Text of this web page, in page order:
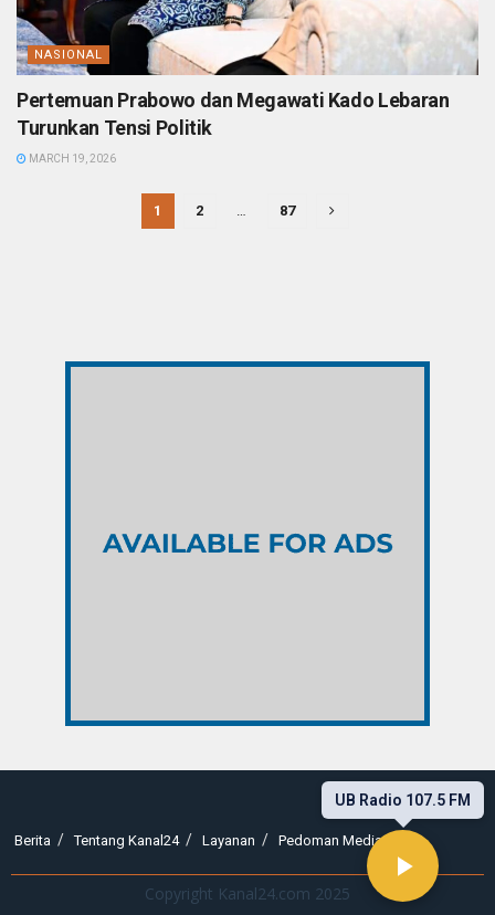
NASIONAL
Pertemuan Prabowo dan Megawati Kado Lebaran
Turunkan Tensi Politik
MARCH 19, 2026
1 2 87
UB Radio 107.5 FM
Berita Tentang Kanal24 Layanan Pedoman Media Siber
Copyright Kanal24.com 2025